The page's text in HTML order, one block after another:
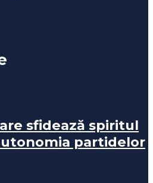
sfidează spiritul
partidelor